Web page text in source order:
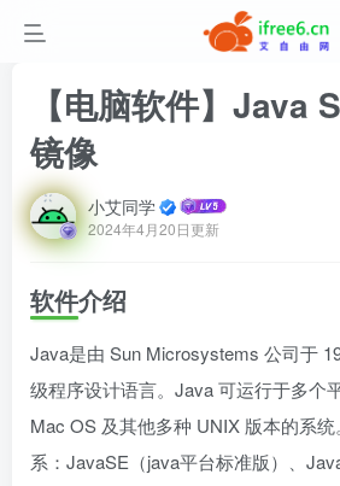
【电脑软件】Java
镜像
小艾同学
2024年4月20日更新
软件介绍
Java是由 Sun Microsystems 公司于
级程序设计语言。Java 可运行于多个
Mac OS 及其他多种 UNIX 版本的系
系：JavaSE（java平台标准版）、